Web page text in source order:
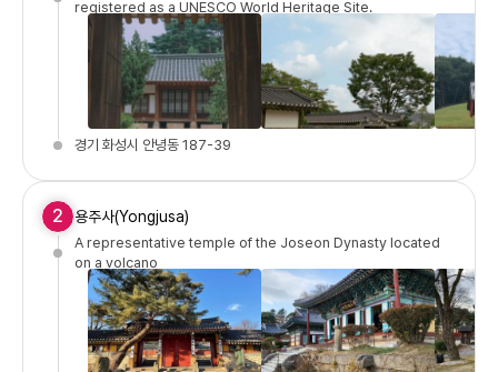
registered as a UNESCO World Heritage Site.
경기 화성시 안녕동 187-39
2 용주사(Yongjusa)
A representative temple of the Joseon Dynasty located
on a volcano